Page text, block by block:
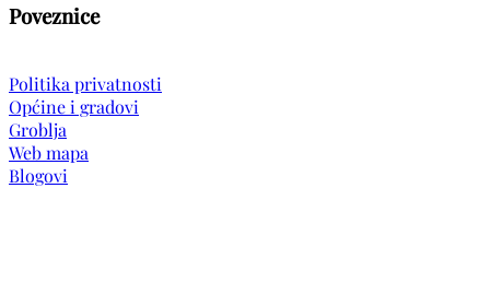
Poveznice
Politika privatnosti
Općine i gradovi
Groblja
Web mapa
Blogovi